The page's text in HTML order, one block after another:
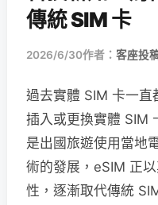
傳統 SIM 卡
2026/6/30作者： 客座投
過去實體 SIM 卡一直
插入或更換實體 SIM
是出國旅遊使用當地
術的發展，eSIM 正
性，逐漸取代傳統